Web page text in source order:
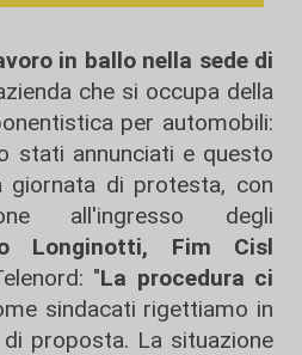
in ballo nella sede di
che si occupa della
per automobili:
stati annunciati e questo
di protesta, con
all'ingresso degli
Longinotti, Fim Cisl
"La procedura ci
sindacati rigettiamo in
proposta. La situazione